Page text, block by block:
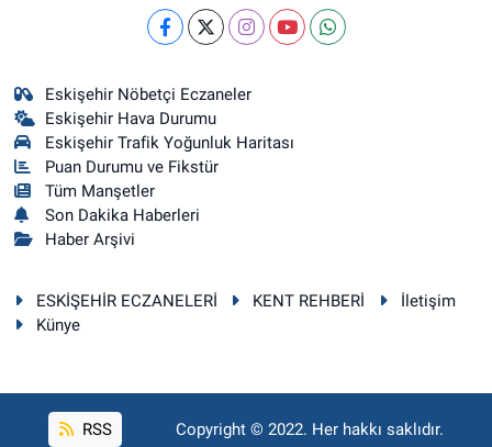
Eskişehir Nöbetçi Eczaneler
Eskişehir Hava Durumu
Eskişehir Trafik Yoğunluk Haritası
Puan Durumu ve Fikstür
Tüm Manşetler
Son Dakika Haberleri
Haber Arşivi
ESKİŞEHİR ECZANELERİ KENT REHBERİ
İletişim
Künye
RSS Copyright © 2022. Her hakkı saklıdır.